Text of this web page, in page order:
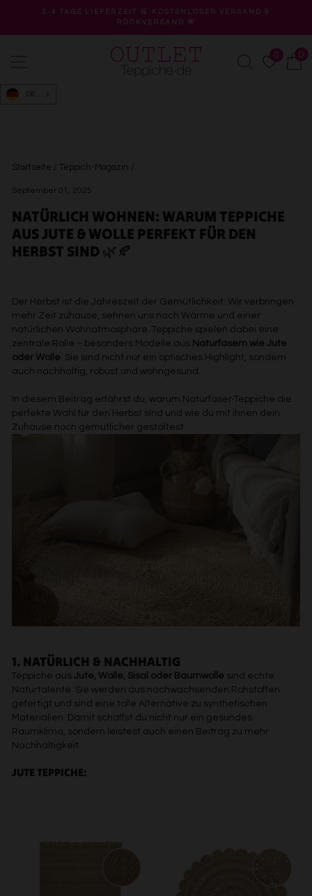
Inhalt
Pause
2-4 TAGE LIEFERZEIT 🛒 KOSTENLOSER VERSAND &
RÜCKVERSAND 🌟
Suche
0 0
Startseite / Teppich-Magazin /
September 01, 2025
NATÜRLICH WOHNEN: WARUM TEPPICHE
AUS JUTE & WOLLE PERFEKT FÜR DEN
HERBST SIND 🌿🍂
Der Herbst ist die Jahreszeit der Gemütlichkeit: Wir verbringen
mehr Zeit zuhause, sehnen uns nach Wärme und einer
natürlichen Wohnatmosphäre. Teppiche spielen dabei eine
zentrale Rolle – besonders Modelle aus Naturfasern wie Jute
oder Wolle. Sie sind nicht nur ein optisches Highlight, sondern
auch nachhaltig, robust und wohngesund.
In diesem Beitrag erfährst du, warum Naturfaser-Teppiche die
perfekte Wahl für den Herbst sind und wie du mit ihnen dein
Zuhause noch gemütlicher gestaltest.
1. NATÜRLICH & NACHHALTIG
Teppiche aus Jute, Wolle, Sisal oder Baumwolle sind echte
Naturtalente. Sie werden aus nachwachsenden Rohstoffen
gefertigt und sind eine tolle Alternative zu synthetischen
Materialien. Damit schaffst du nicht nur ein gesundes
Raumklima, sondern leistest auch einen Beitrag zu mehr
Nachhaltigkeit.
JUTE TEPPICHE: